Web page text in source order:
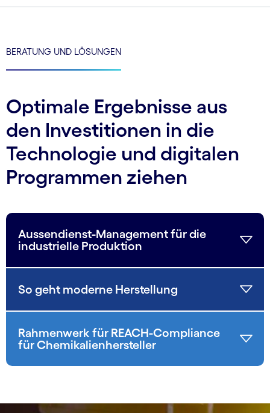
BERATUNG UND LÖSUNGEN
Optimale Ergebnisse aus
den Investitionen in die
Technologie und digitalen
Programmen ziehen
Aussendienst-Management für die
industrielle Produktion
So geht moderne Herstellung
Rahmenwerk für REACH-Compliance
für Chemikalienhersteller